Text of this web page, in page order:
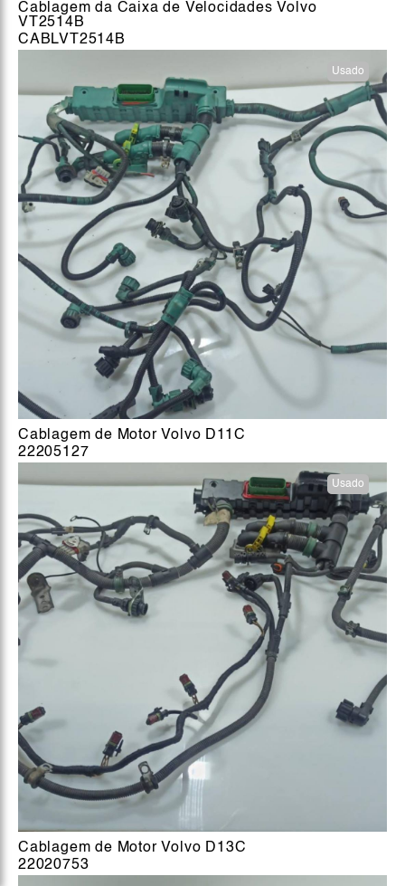
Cablagem da Caixa de Velocidades Volvo
VT2514B
CABLVT2514B
Usado
Cablagem de Motor Volvo D11C
22205127
Usado
Cablagem de Motor Volvo D13C
22020753